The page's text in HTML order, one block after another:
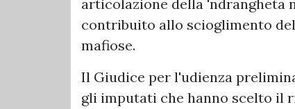
articolazione della 'ndrangheta
contribuito allo scioglimento
mafiose.
Il Giudice per l'udienza
gli imputati che hanno scelto il